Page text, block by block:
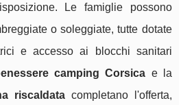
Le famiglie possono
o soleggiate, tutte dotate
e accesso ai blocchi sanitari
camping Corsica e la
riscaldata completano l'offerta,